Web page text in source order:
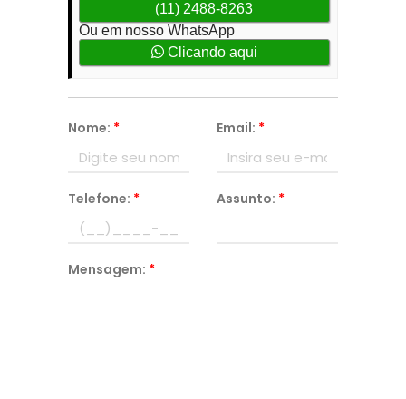
(11) 2488-8263
Ou em nosso WhatsApp
Clicando aqui
Nome: * Email: *
Telefone: * Assunto: *
Mensagem: *